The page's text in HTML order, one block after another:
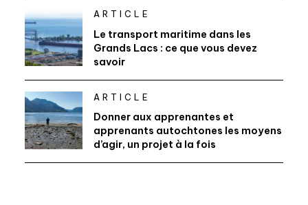
ARTICLE
Le transport maritime dans les
Grands Lacs : ce que vous devez
savoir
ARTICLE
Donner aux apprenantes et
apprenants autochtones les moyens
d’agir, un projet à la fois